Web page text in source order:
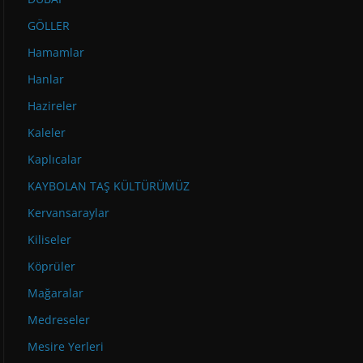
GÖLLER
Hamamlar
Hanlar
Hazireler
Kaleler
Kaplıcalar
KAYBOLAN TAŞ KÜLTÜRÜMÜZ
Kervansaraylar
Kiliseler
Köprüler
Mağaralar
Medreseler
Mesire Yerleri